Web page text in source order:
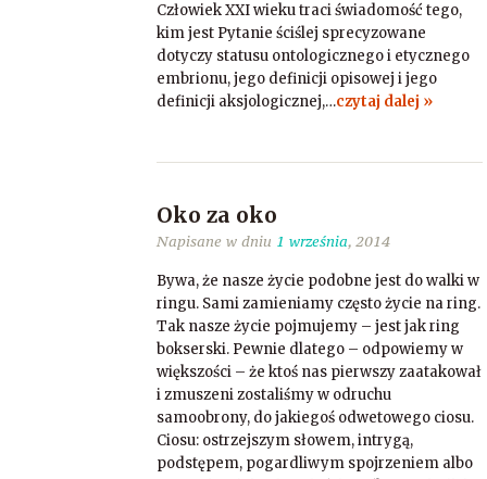
Człowiek XXI wieku traci świadomość tego,
kim jest Pytanie ściślej sprecyzowane
dotyczy statusu ontologicznego i etycznego
embrionu, jego definicji opisowej i jego
definicji aksjologicznej,…czytaj dalej »
Oko za oko
Napisane w dniu 1 września, 2014
Bywa, że nasze życie podobne jest do walki w
ringu. Sami zamieniamy często życie na ring.
Tak nasze życie pojmujemy – jest jak ring
bokserski. Pewnie dlatego – odpowiemy w
większości – że ktoś nas pierwszy zaatakował
i zmuszeni zostaliśmy w odruchu
samoobrony, do jakiegoś odwetowego ciosu.
Ciosu: ostrzejszym słowem, intrygą,
podstępem, pogardliwym spojrzeniem albo